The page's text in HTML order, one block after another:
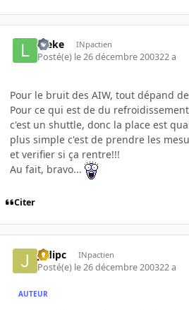
lifeke INpactien
Posté(e) le 26 décembre 200322 a
Pour le bruit des AIW, tout dépand
Pour ce qui est de du
c'est un shuttle, donc la place est
plus simple c'est de prendre les
et verifier si ça rentre!!!
Au fait, bravo...
Citer
jedipc INpactien
Posté(e) le 26 décembre 200322 a
AUTEUR